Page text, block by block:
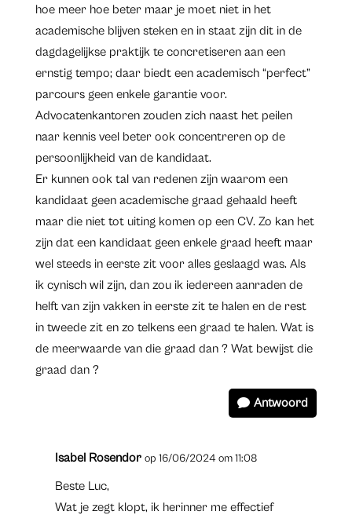
hoe meer hoe beter maar je moet niet in het
academische blijven steken en in staat zijn dit in de
dagdagelijkse praktijk te concretiseren aan een
ernstig tempo; daar biedt een academisch “perfect”
parcours geen enkele garantie voor.
Advocatenkantoren zouden zich naast het peilen
naar kennis veel beter ook concentreren op de
persoonlijkheid van de kandidaat.
Er kunnen ook tal van redenen zijn waarom een
kandidaat geen academische graad gehaald heeft
maar die niet tot uiting komen op een CV. Zo kan het
zijn dat een kandidaat geen enkele graad heeft maar
wel steeds in eerste zit voor alles geslaagd was. Als
ik cynisch wil zijn, dan zou ik iedereen aanraden de
helft van zijn vakken in eerste zit te halen en de rest
in tweede zit en zo telkens een graad te halen. Wat is
de meerwaarde van die graad dan ? Wat bewijst die
graad dan ?
Antwoord
Isabel Rosendor op 16/06/2024 om 11:08
Beste Luc,
Wat je zegt klopt, ik herinner me effectief